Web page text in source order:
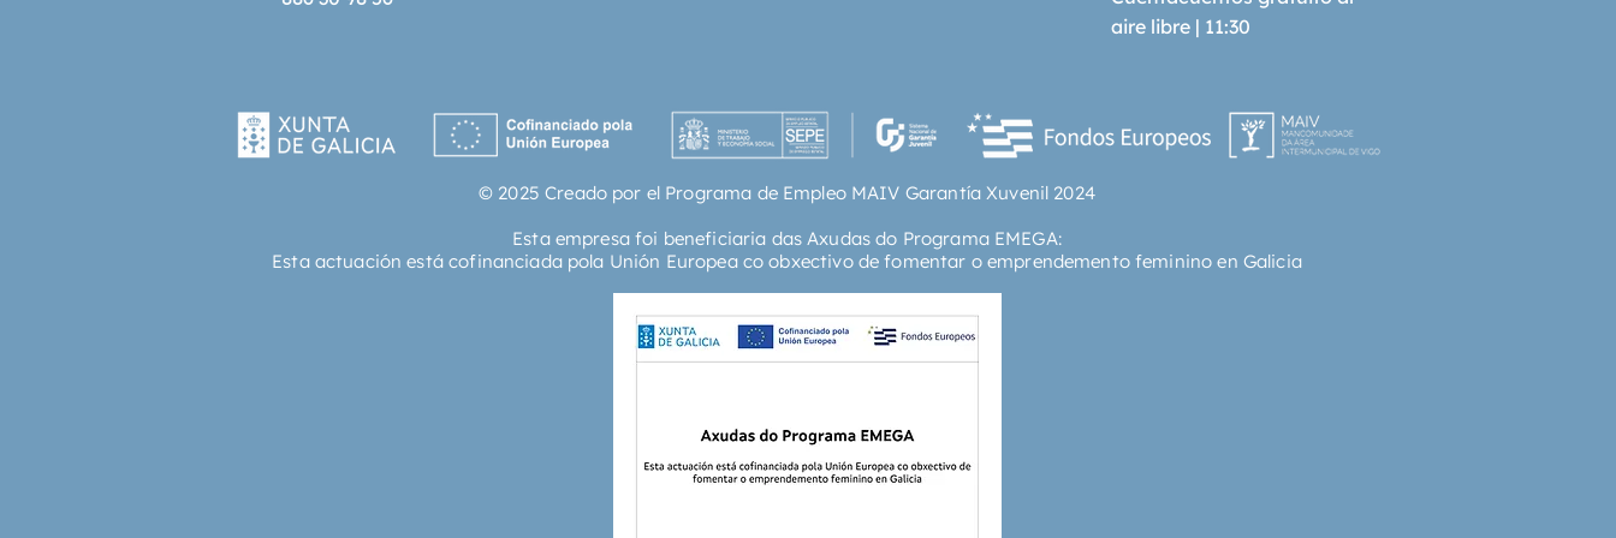
aire libre | 11:30
© 2025 Creado por el Programa de Empleo MAIV Garantía Xuvenil 2024
Esta empresa foi beneficiaria das Axudas do Programa EMEGA:
Esta actuación está cofinanciada pola Unión Europea co obxectivo de fomentar o emprendemento feminino en Galicia